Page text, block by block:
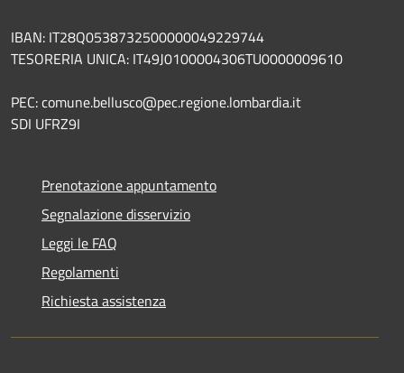
IBAN: IT28Q0538732500000049229744
TESORERIA UNICA: IT49J0100004306TU0000009610
PEC: comune.bellusco@pec.regione.lombardia.it
SDI UFRZ9I
Prenotazione appuntamento
Segnalazione disservizio
Leggi le FAQ
Regolamenti
Richiesta assistenza